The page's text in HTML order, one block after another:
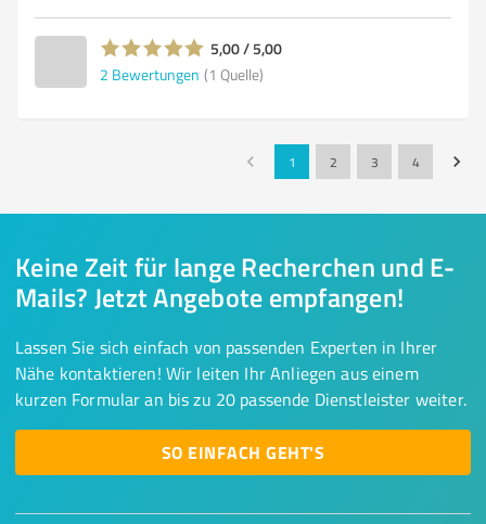
5,00 / 5,00
2 Bewertungen (1 Quelle)
1 2 3 4
Keine Zeit für lange Recherchen und E-
Mails? Jetzt Angebote empfangen!
Lassen Sie sich einfach von passenden Experten in Ihrer
Nähe kontaktieren! Wir leiten Ihr Anliegen aus einem
kurzen Formular an bis zu 20 passende Dienstleister weiter.
SO EINFACH GEHT'S